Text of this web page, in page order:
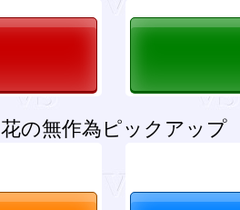
花の無作為ピックアップ